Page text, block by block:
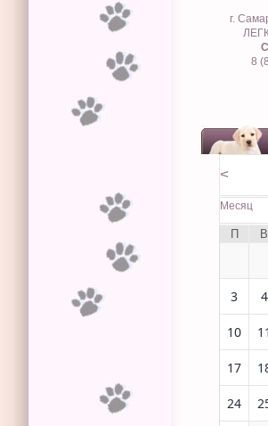
г.
8
<
Месяц
П В
3 4
10 11
17
24